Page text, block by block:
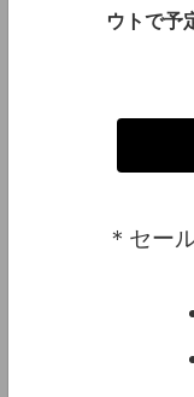
ウトで予
＊セー